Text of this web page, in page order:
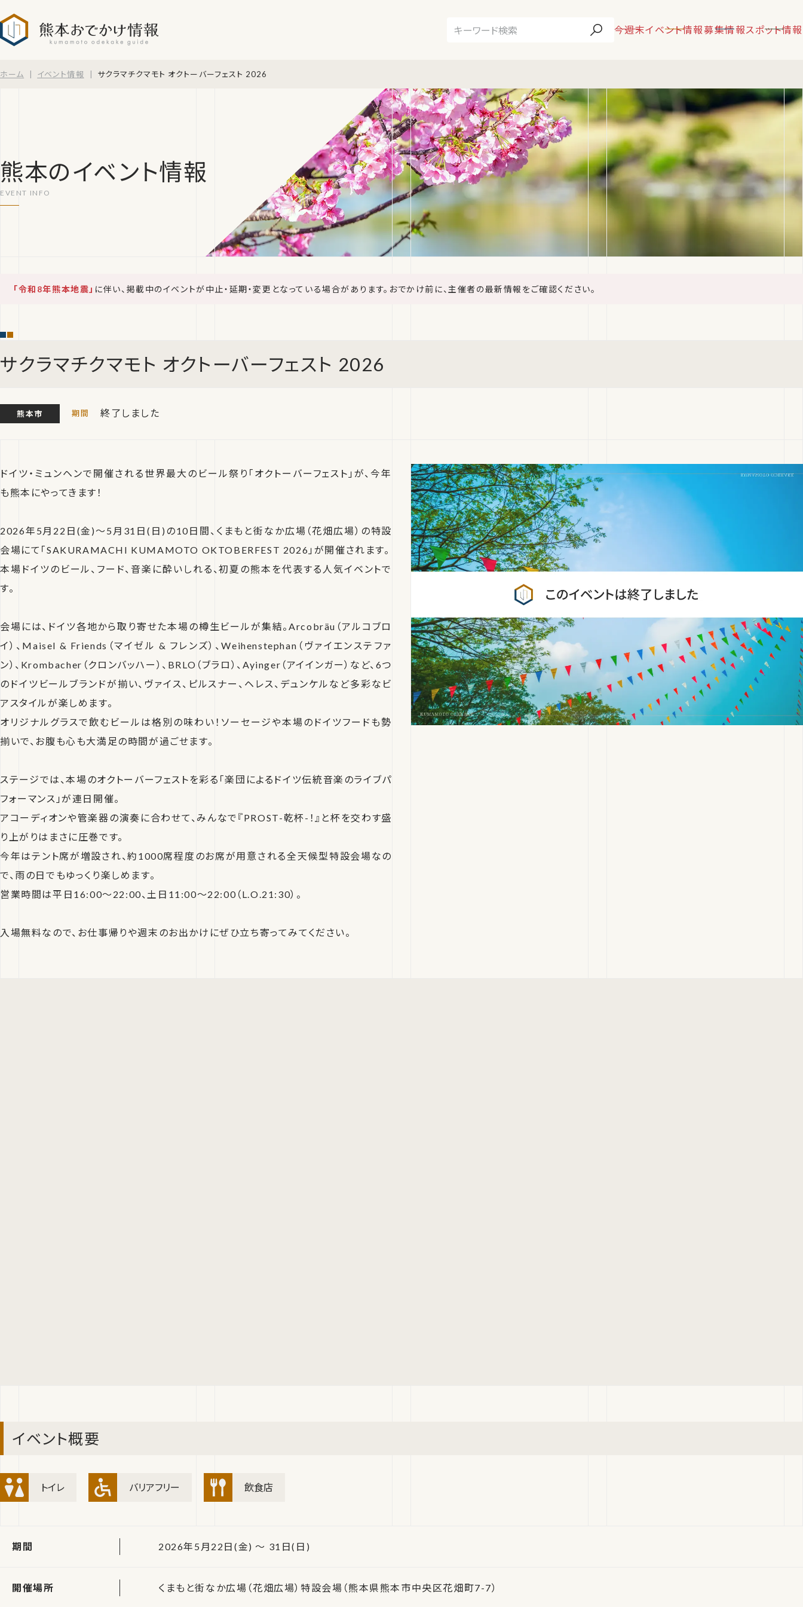
今週末イベント情報募集情報スポット情報
ホーム イベント情報 サクラマチクマモト オクトーバーフェスト 2026
熊本のイベント情報
「令和8年熊本地震」 に伴い、掲載中のイベントが中止・延期・変更となっている場合があります。おでかけ前に、主催者の最新情報をご確認ください。
サクラマチクマモト オクトーバーフェスト 2026
熊本市 終了しました
ドイツ・ミュンヘンで開催される世界最大のビール祭り「オクトーバーフェスト」が、今年
も熊本にやってきます！
2026年5月22日(金)〜5月31日(日)の10日間、くまもと街なか広場（花畑広場）の特設
会場にて「SAKURAMACHI KUMAMOTO OKTOBERFEST 2026」が開催されます。
本場ドイツのビール、フード、音楽に酔いしれる、初夏の熊本を代表する人気イベントで
す。
会場には、ドイツ各地から取り寄せた本場の樽生ビールが集結。Arcobräu（アルコブロ
イ）、Maisel & Friends（マイゼル & フレンズ）、Weihenstephan（ヴァイエンステファ
ン）、Krombacher（クロンバッハー）、BRLO（ブラロ）、Ayinger（アイインガー）など、6つ
のドイツビールブランドが揃い、ヴァイス、ピルスナー、ヘレス、デュンケルなど多彩なビ
アスタイルが楽しめます。
オリジナルグラスで飲むビールは格別の味わい！ソーセージや本場のドイツフードも勢
揃いで、お腹も心も大満足の時間が過ごせます。
ステージでは、本場のオクトーバーフェストを彩る「楽団によるドイツ伝統音楽のライブパ
フォーマンス」が連日開催。
アコーディオンや管楽器の演奏に合わせて、みんなで『PROST-乾杯-！』と杯を交わす盛
り上がりはまさに圧巻です。
今年はテント席が増設され、約1000席程度のお席が用意される全天候型特設会場なの
で、雨の日でもゆっくり楽しめます。
営業時間は平日16:00〜22:00、土日11:00〜22:00（L.O.21:30）。
入場無料なので、お仕事帰りや週末のお出かけにぜひ立ち寄ってみてください。
イベント概要
トイレ バリアフリー 飲食店
期間 2026年5月22日(金) ～ 31日(日)
開催場所 くまもと街なか広場（花畑広場）特設会場（熊本県熊本市中央区花畑町7-7）